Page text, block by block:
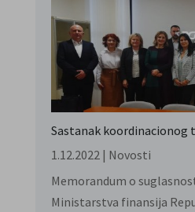
Sastanak koordinacionog
1.12.2022| Novosti
Memorandum o
Ministarstva finansija